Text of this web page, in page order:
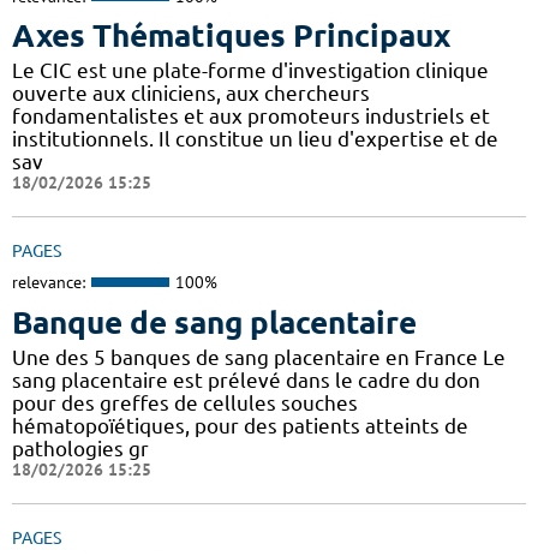
Axes Thématiques Principaux
Le CIC est une plate-forme d'investigation clinique
ouverte aux cliniciens, aux chercheurs
fondamentalistes et aux promoteurs industriels et
institutionnels. Il constitue un lieu d'expertise et de
sav
18/02/2026 15:25
PAGES
relevance: 100%
Banque de sang placentaire
Une des 5 banques de sang placentaire en France Le
sang placentaire est prélevé dans le cadre du don
pour des greffes de cellules souches
hématopoïétiques, pour des patients atteints de
pathologies gr
18/02/2026 15:25
PAGES